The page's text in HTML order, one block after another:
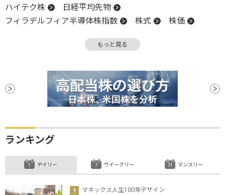
ハイテク株
日経平均先物
フィラデルフィア半導体株指数
株式
株価
円高 金利
反発 ECB 株価指数
決算
小型株
資金調達 CB PPI 安値
もっと見る
ランキング
デイリー
マネックス人生100年デザイン
ウイークリー マンスリー